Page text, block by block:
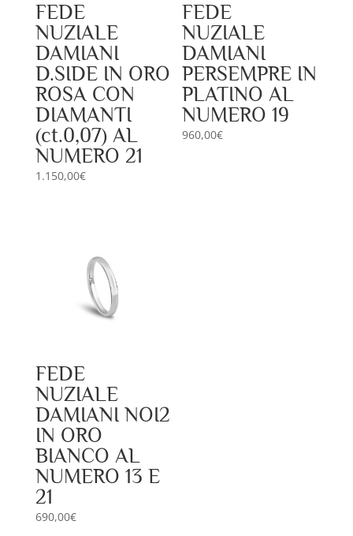
FEDE
NUZIALE
DAMIANI
D.SIDE IN ORO
ROSA CON
DIAMANTI
(ct.0,07) AL
NUMERO 21
1.150,00€
FEDE
NUZIALE
DAMIANI
PERSEMPRE IN
PLATINO AL
NUMERO 19
960,00€
FEDE
NUZIALE
DAMIANI NOI2
IN ORO
BIANCO AL
NUMERO 13 E
21
690,00€